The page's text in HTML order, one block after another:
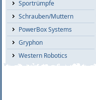
Sportrümpfe
Schrauben/Muttern
PowerBox Systems
Gryphon
Western Robotics